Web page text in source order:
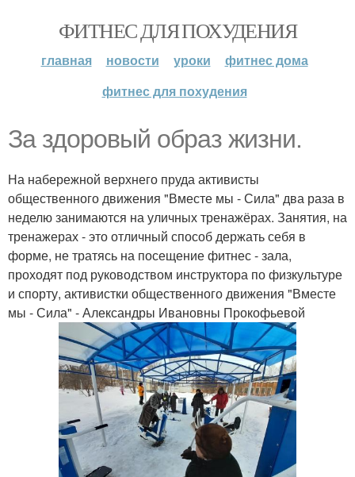
ФИТНЕС ДЛЯ ПОХУДЕНИЯ
главная новости уроки
фитнес дома
фитнес для похудения
За здоровый образ жизни.
На набережной верхнего пруда активисты
общественного движения "Вместе мы - Сила" два раза в
неделю занимаются на уличных тренажёрах. Занятия, на
тренажерах - это отличный способ держать себя в
форме, не тратясь на посещение фитнес - зала,
проходят под руководством инструктора по физкультуре
и спорту, активистки общественного движения "Вместе
мы - Сила" - Александры Ивановны Прокофьевой